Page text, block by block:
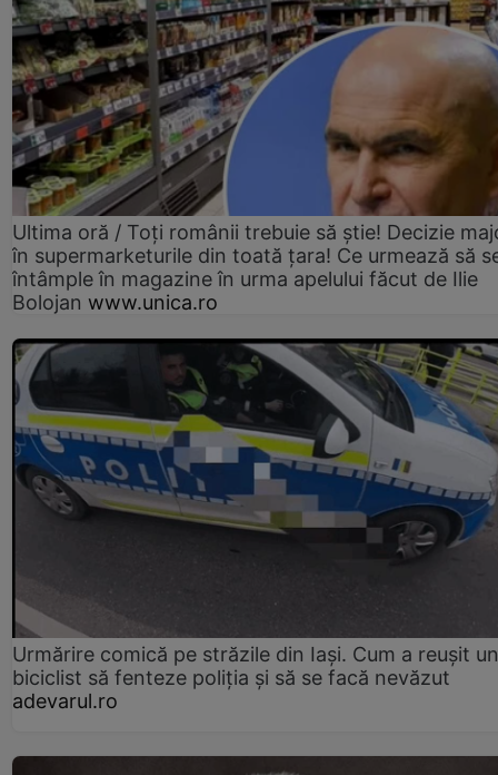
Ultima oră / Toți românii trebuie să știe! Decizie
în supermarketurile din toată țara! Ce urmează să
întâmple în magazine în urma apelului făcut de Ilie
Bolojan www.unica.ro
Urmărire comică pe străzile din Iași. Cum a reușit un
biciclist să fenteze poliția și să se facă nevăzut
adevarul.ro